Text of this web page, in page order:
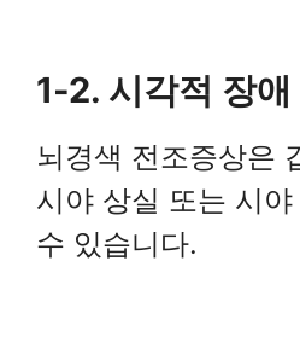
1-2. 시각적 장애
뇌경색 전조증상은
시야 상실 또는 시
수 있습니다.